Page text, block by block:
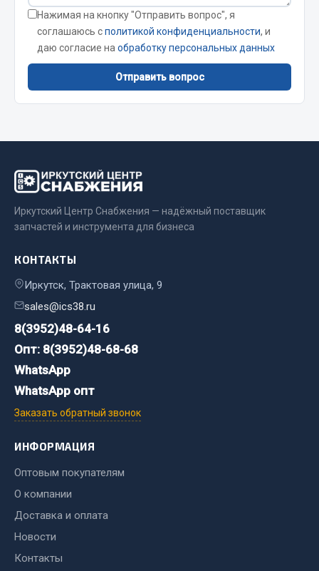
Пружины
Показать ещё
Весь раздел
Camozzi
Адаптеры и переходники
Тройники
Трубки, муфты, гайки
Фитинги
Штуцеры
Весь раздел
Инструмент
Автомобильный инструмент
Измерительный инструмент
Крепежный инструмент
Силовое оборудование
Слесарный инструмент
Столярный инструмент
Нажимая на кнопку "Отправить вопрос", я
соглашаюсь сполитикой конфиденциальности, и
даю согласие на обработку персональных данных
Отправить вопрос
Иркутский Центр Снабжения — надёжный поставщик
запчастей и инструмента для бизнеса
КОНТАКТЫ
Иркутск, Трактовая улица, 9
sales@ics38.ru
8(3952)48-64-16
Опт: 8(3952)48-68-68
WhatsApp
WhatsApp опт
Заказать обратный звонок
ИНФОРМАЦИЯ
Оптовым покупателям
О компании
Доставка и оплата
Новости
Контакты